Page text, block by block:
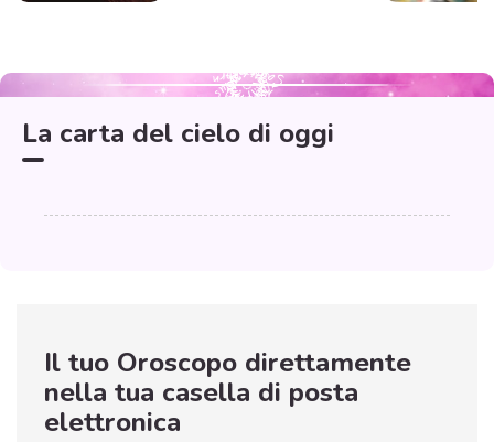
negative. Che tu sia alle
potrebbe illuminarti in modo
sorprendente.
Gemini
Taurus
Aries
Pisces
Aquarius
Capricorn
Sagittarius
Scorpio
Libra
Virgo
Leo
Cancer
La carta del cielo di oggi
Il tuo Oroscopo direttamente
nella tua casella di posta
elettronica